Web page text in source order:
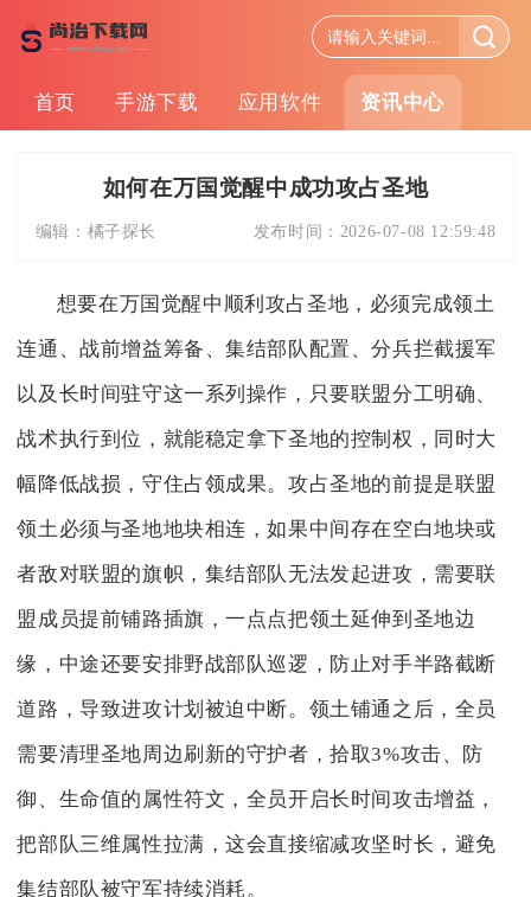
首页 手游下载 应用软件 资讯中心
如何在万国觉醒中成功攻占圣地
编辑： 橘子探长 发布时间： 2026-07-08 12:59:48
想要在万国觉醒中顺利攻占圣地，必须完成领土
连通、战前增益筹备、集结部队配置、分兵拦截援军
以及长时间驻守这一系列操作，只要联盟分工明确、
战术执行到位，就能稳定拿下圣地的控制权，同时大
幅降低战损，守住占领成果。攻占圣地的前提是联盟
领土必须与圣地地块相连，如果中间存在空白地块或
者敌对联盟的旗帜，集结部队无法发起进攻，需要联
盟成员提前铺路插旗，一点点把领土延伸到圣地边
缘，中途还要安排野战部队巡逻，防止对手半路截断
道路，导致进攻计划被迫中断。领土铺通之后，全员
需要清理圣地周边刷新的守护者，拾取3%攻击、防
御、生命值的属性符文，全员开启长时间攻击增益，
把部队三维属性拉满，这会直接缩减攻坚时长，避免
集结部队被守军持续消耗。